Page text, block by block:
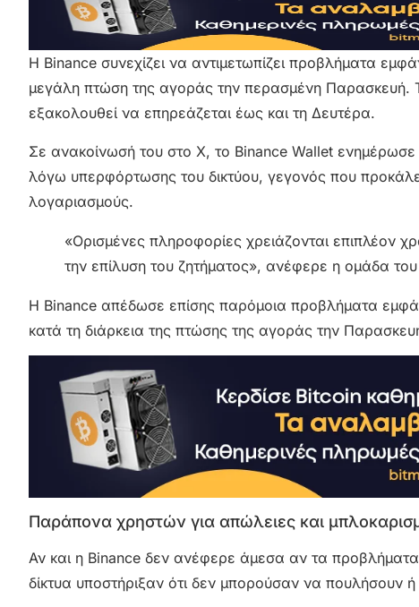
Η Binance συνεχίζει να αντιμετωπίζει προβλήματα
μεγάλη πτώση της αγοράς την περασμένη Παρασκευή.
εξακολουθεί να επηρεάζεται έως και τη Δευτέρα.
Σε ανακοίνωσή του στο X, το Binance Wallet
λόγω υπερφόρτωσης του δικτύου, γεγονός που
λογαριασμούς.
«Ορισμένες πληροφορίες χρειάζονται επιπλέον
την επίλυση του ζητήματος», ανέφερε η ομάδα
Η Binance απέδωσε επίσης παρόμοια προβλήματα
κατά τη διάρκεια της πτώσης της αγοράς την
Παράπονα χρηστών για απώλειες και
Αν και η Binance δεν ανέφερε άμεσα αν τα
δίκτυα υποστήριξαν ότι δεν μπορούσαν να πουλήσουν ή